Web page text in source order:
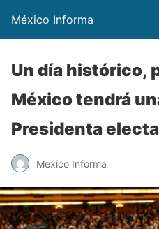
México Informa
Un día histórico,
México tendrá
Presidenta
Mexico Informa